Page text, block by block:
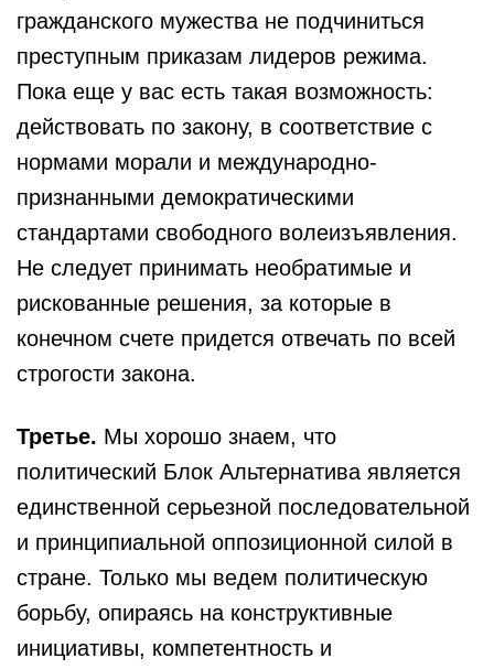
гражданского мужества не подчиниться
преступным приказам лидеров режима.
Пока еще у вас есть такая возможность:
действовать по закону, в соответствие с
нормами морали и международно-
признанными демократическими
стандартами свободного волеизъявления.
Не следует принимать необратимые и
рискованные решения, за которые в
конечном счете придется отвечать по всей
строгости закона.
Третье. Мы хорошо знаем, что
политический Блок Альтернатива является
единственной серьезной последовательной
и принципиальной оппозиционной силой в
стране. Только мы ведем политическую
борьбу, опираясь на конструктивные
инициативы, компетентность и